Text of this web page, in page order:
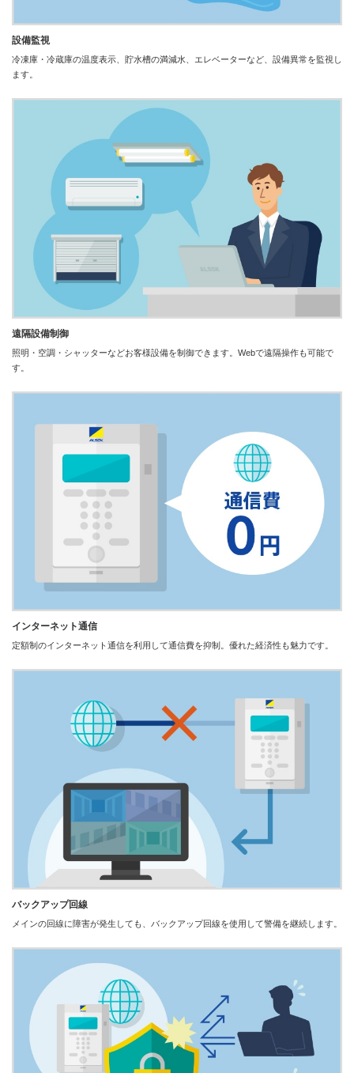
設備監視
冷凍庫・冷蔵庫の温度表示、貯水槽の満減水、エレベーターなど、設備異常を監視し
ます。
遠隔設備制御
照明・空調・シャッターなどお客様設備を制御できます。Webで遠隔操作も可能で
す。
インターネット通信
定額制のインターネット通信を利用して通信費を抑制。優れた経済性も魅力です。
バックアップ回線
メインの回線に障害が発生しても、バックアップ回線を使用して警備を継続します。